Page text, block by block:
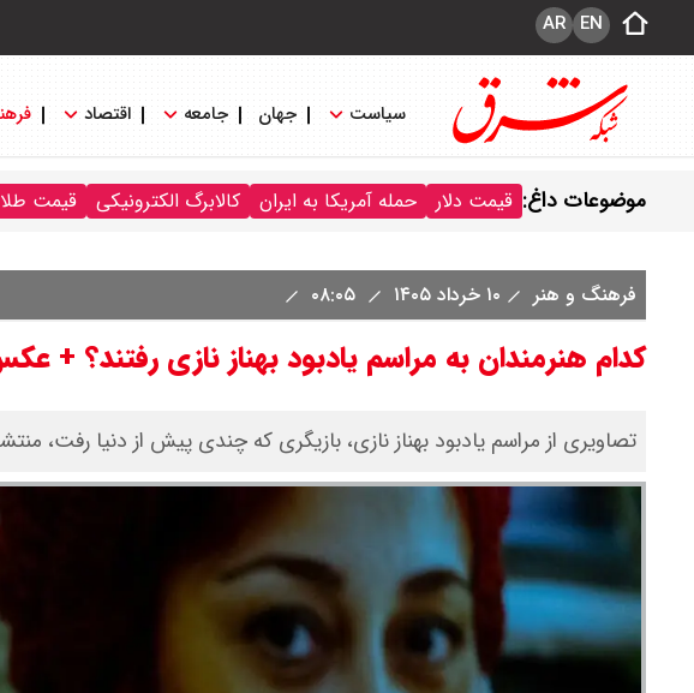
EN
AR
سیاست جهان جامعه اقتصاد
موضوعات داغ: قیمت دلار حمله آمریکا به ایران کالابرگ الکترونیکی قیمت طلا
فرهنگ و هنر ۱۰ خرداد ۱۴۰۵
کدام هنرمندان به مراسم یادبود بهناز نازی رفتند؟ +
تصاویری از مراسم یادبود بهناز نازی، بازیگری که چندی پیش از دنیا رفت،